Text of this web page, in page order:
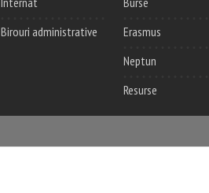
Birouri administrative
Erasmus
Neptun
Resurse